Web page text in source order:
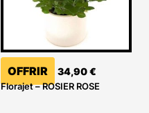
OFFRIR 34,90€
Florajet – ROSIER ROSE